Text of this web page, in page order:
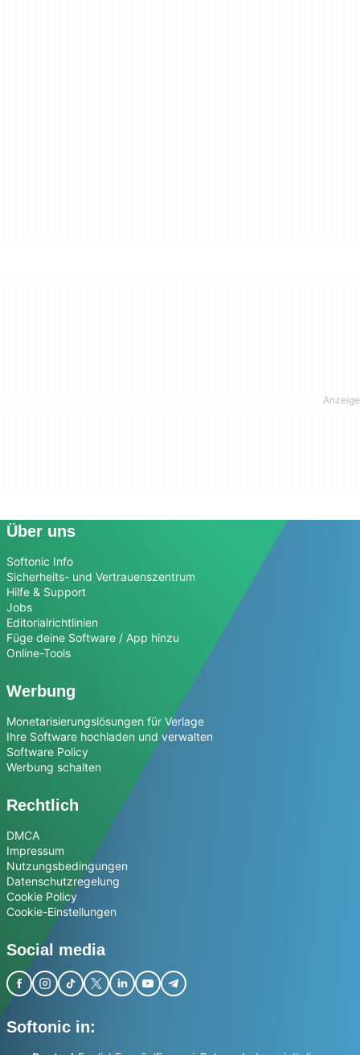
Über uns
Softonic Info
Sicherheits- und Vertrauenszentrum
Hilfe & Support
Jobs
Editorialrichtlinien
Füge deine Software / App hinzu
Online-Tools
Werbung
Monetarisierungslösungen für Verlage
Ihre Software hochladen und verwalten
Software Policy
Werbung schalten
Rechtlich
DMCA
Impressum
Nutzungsbedingungen
Datenschutzregelung
Cookie Policy
Cookie-Einstellungen
Social media
Softonic in: